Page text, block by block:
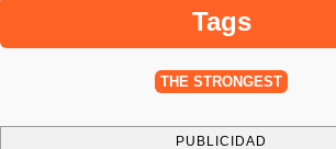
Tags
THE STRONGEST
PUBLICIDAD